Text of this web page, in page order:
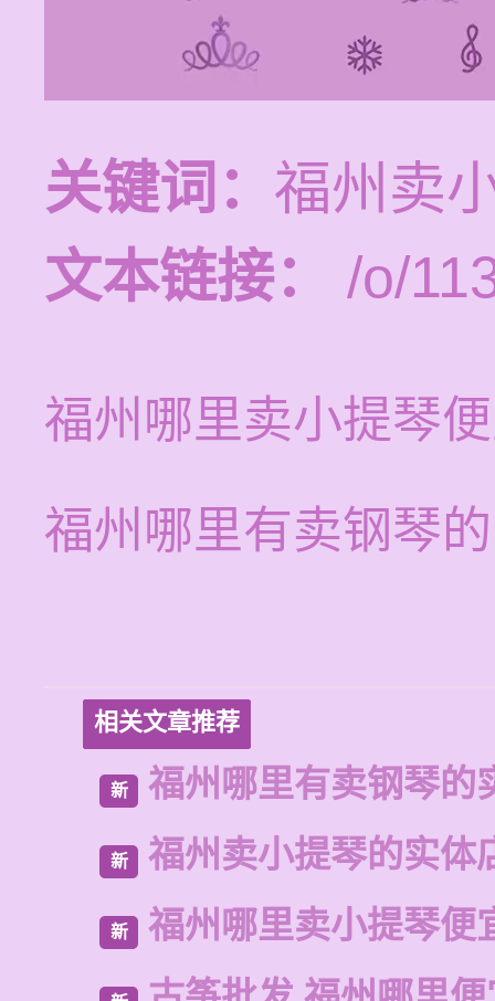
关键词： 福州卖
文本链接：
/o/
福州哪里卖小提琴
福州哪里有卖钢琴
相关文章推荐
新 福州哪里有卖钢琴的
新 福州卖小提琴的实体
新 福州哪里卖小提琴便